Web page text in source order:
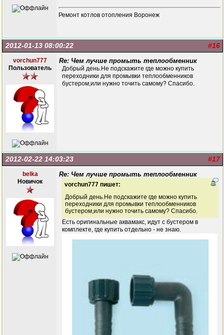
Ремонт котлов отопления Воронеж
#16
2012-01-13 08:00:22
vorchun777
Пользователь
Re: Чем лучше промыть теплообменник
Добрый день.Не подскажите где можно купить
переходники для промывки теплообменников
бустером,или нужно точить самому? Спасибо.
#17
2012-02-22 14:03:23
belka
Новичок
Re: Чем лучше промыть теплообменник
vorchun777 пишет:
Добрый день.Не подскажите где можно купить
переходники для промывки теплообменников
бустером,или нужно точить самому? Спасибо.
Есть оригинальные аквамакс, идут с бустером в
комплекте, где купить отдельно - не знаю.